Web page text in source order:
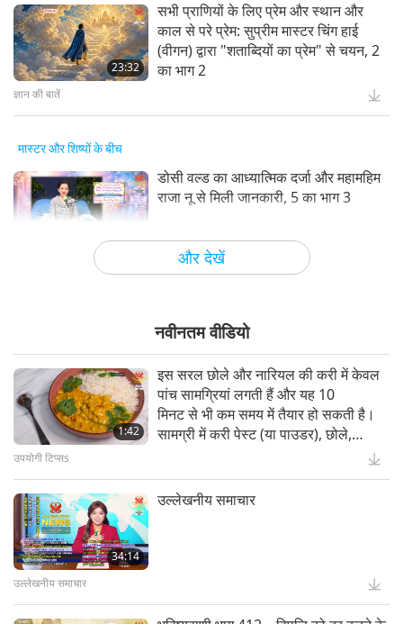
और देखें
23:32
सभी प्राणियों के लिए प्रेम और स्थान और
काल से परे प्रेम: सुप्रीम मास्टर चिंग हाई
(वीगन) द्वारा "शताब्दियों का प्रेम" से चयन, 2
का भाग 2
ज्ञान की बातें
मास्टर और शिष्यों के बीच
डोसी वल्ड का आध्यात्मिक दर्जा और महामहिम
राजा नू से मिली जानकारी, 5 का भाग 3
मास्टर और शिष्यों के बीच
31:14
भाग 8
मास्टर और शिष्यों के बीच
प्रदर्शन
20:35
कल्याण, 2 भागों में से भाग 1
प्रदर्शन
बहाल करना
नवीनतम वीडियो
1:42
इस सरल छोले और नारियल की करी में केवल
पांच सामग्रियां लगती हैं और यह 10
मिनट से भी कम समय में तैयार हो सकती है।
सामग्री में करी पेस्ट (या पाउडर), छोले,
कटे हुए टमाटर, नारियल क्रीम और बासमती
चावल शामिल हैं।
उपयोगी टिप्सs
34:14
उल्लेखनीय समाचार
उल्लेखनीय समाचार